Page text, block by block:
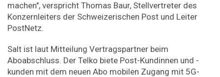
machen", verspricht Thomas Baur, Stellvertreter des
Konzernleiters der Schweizerischen Post und Leiter
PostNetz.
Salt ist laut Mitteilung Vertragspartner beim
Aboabschluss. Der Telko biete Post-Kundinnen und -
kunden mit dem neuen Abo mobilen Zugang mit 5G-